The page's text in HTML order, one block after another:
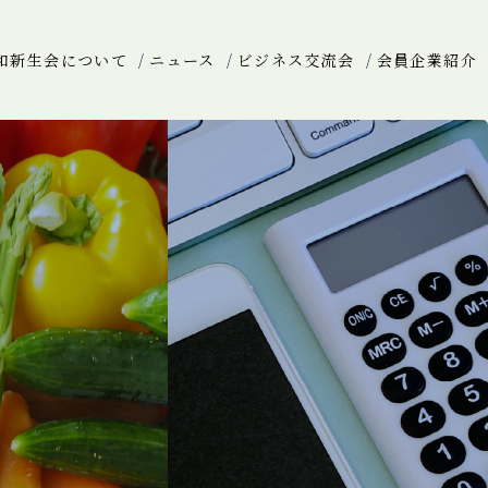
新生会について ニュース ビジネス交流会 会員企業紹介